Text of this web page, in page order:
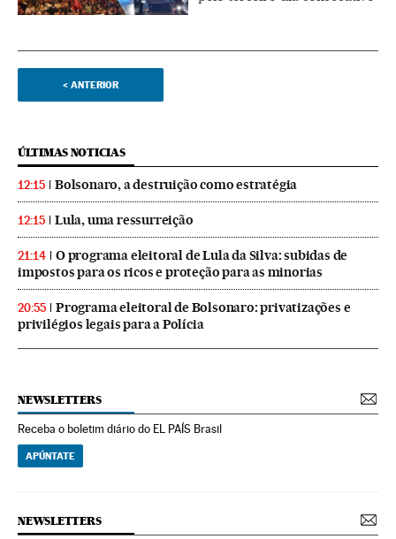
< ANTERIOR
ÚLTIMAS NOTICIAS
12:15 Bolsonaro, a destruição como estratégia
12:15 Lula, uma ressurreição
21:14
O programa eleitoral de Lula da Silva: subidas de
impostos para os ricos e proteção para as minorias
20:55
Programa eleitoral de Bolsonaro: privatizações e
privilégios legais para a Polícia
NEWSLETTERS
Receba o boletim diário do EL PAÍS Brasil
APÚNTATE
NEWSLETTERS